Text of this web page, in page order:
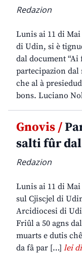
Redazion
Lunis ai 11 di
di Udin, si è
dal document
partecipazion dal
che al à
bons. Luciano
Gnovis /
salti fûr
Redazion
Lunis ai 11 di Mai
sul Cjiscjel di
Arcidiocesi di
Friûl a 50 agns
muarts e dutis
da fâ par […] lei